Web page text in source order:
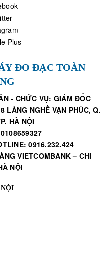
Plus
ĐO ĐẠC TOÀN
- CHỨC VỤ: GIÁM ĐỐC
LÀNG NGHỀ VẠN PHÚC, Q.
HÀ NỘI
0916.232.424
VIETCOMBANK – CHI
NỘI